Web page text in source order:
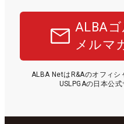
ALBA
メルマ
ALBA NetはR&Aのオフィ
USLPGAの日本公